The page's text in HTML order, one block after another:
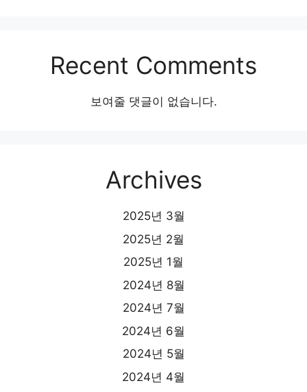
Recent Comments
보여줄 댓글이 없습니다.
Archives
2025년 3월
2025년 2월
2025년 1월
2024년 8월
2024년 7월
2024년 6월
2024년 5월
2024년 4월